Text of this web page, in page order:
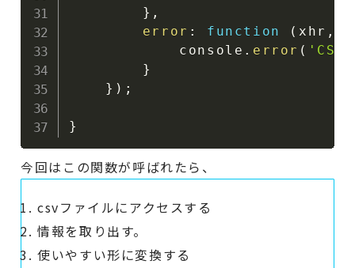
} ,
error : function ( xhr ,
            console
. error ( 'CSV
}
} ) ;
}
今回はこの関数が呼ばれたら、
csvファイルにアクセスする
情報を取り出す。
使いやすい形に変換する